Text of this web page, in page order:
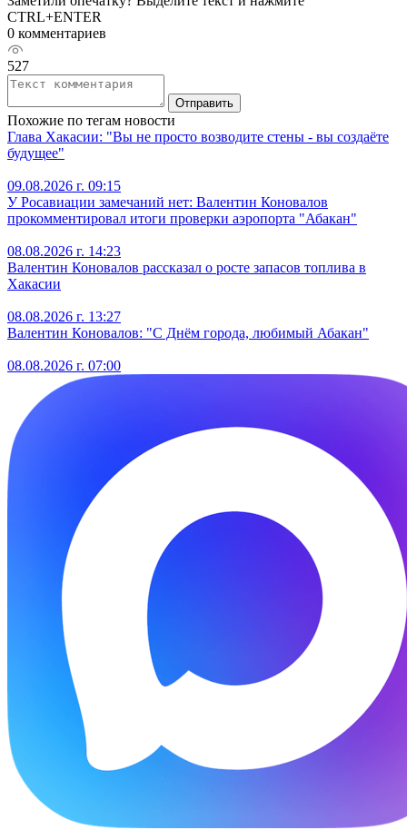
CTRL+ENTER
0 комментариев
527
Отправить
Похожие по тегам новости
Глава Хакасии: "Вы не просто возводите стены - вы создаёте
будущее"
09.08.2026 г. 09:15
У Росавиации замечаний нет: Валентин Коновалов
прокомментировал итоги проверки аэропорта "Абакан"
08.08.2026 г. 14:23
Валентин Коновалов рассказал о росте запасов топлива в
Хакасии
08.08.2026 г. 13:27
Валентин Коновалов: "С Днём города, любимый Абакан"
08.08.2026 г. 07:00